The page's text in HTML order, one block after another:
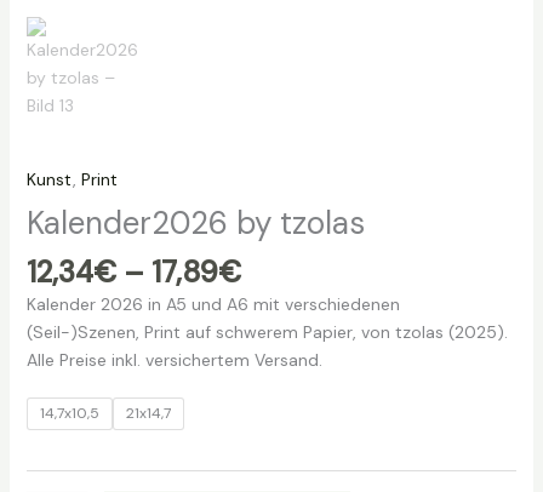
Kunst Print
Kalender2026 by tzolas
12,34€ – 17,89€Preisspanne:
12,34€
bis
17,89€
Kalender 2026 in A5 und A6 mit verschiedenen
(Seil-)Szenen, Print auf schwerem Papier, von tzolas (2025).
Alle Preise inkl. versichertem Versand.
14,7x10,5 21x14,7